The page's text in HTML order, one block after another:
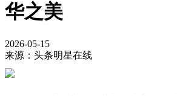
华之美
2026-05-15
来源：头条明星在线